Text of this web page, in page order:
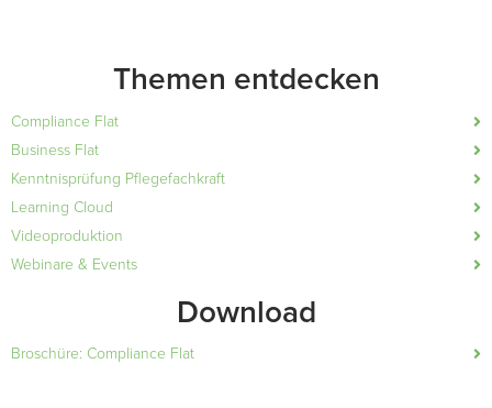
Themen entdecken
Compliance Flat
Business Flat
Kenntnisprüfung Pflegefachkraft
Learning Cloud
Videoproduktion
Webinare & Events
Download
Broschüre: Compliance Flat